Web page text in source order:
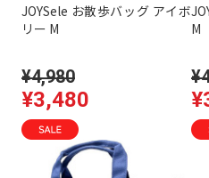
JOYSele お散歩バッグ アイボ
リー M
¥4,980
¥3,480
M